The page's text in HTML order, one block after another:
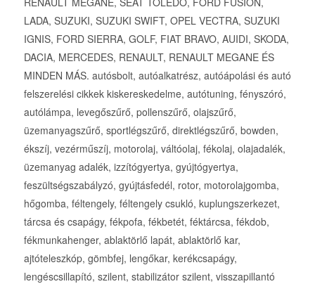
LADA, SUZUKI, SUZUKI SWIFT, OPEL VECTRA, SUZUKI
IGNIS, FORD SIERRA, GOLF, FIAT BRAVO, AUIDI, SKODA,
DACIA, MERCEDES, RENAULT, RENAULT MEGANE ÉS
MINDEN MÁS. autósbolt, autóalkatrész, autóápolási és autó
felszerelési cikkek kiskereskedelme, autótuning, fényszóró,
autólámpa, levegőszűrő, pollenszűrő, olajszűrő,
üzemanyagszűrő, sportlégszűrő, direktlégszűrő, bowden,
ékszíj, vezérműszíj, motorolaj, váltóolaj, fékolaj, olajadalék,
üzemanyag adalék, izzítógyertya, gyújtógyertya,
feszültségszabályzó, gyújtásfedél, rotor, motorolajgomba,
hőgomba, féltengely, féltengely csukló, kuplungszerkezet,
tárcsa és csapágy, fékpofa, fékbetét, féktárcsa, fékdob,
fékmunkahenger, ablaktörlő lapát, ablaktörlő kar,
ajtóteleszkóp, gömbfej, lengőkar, kerékcsapágy,
lengéscsillapító, szilent, stabilizátor szilent, visszapillantó